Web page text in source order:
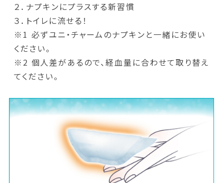
２．ナプキンにプラスする新習慣
３．トイレに流せる！
※1 必ずユニ・チャームのナプキンと一緒にお使い
ください。
※2 個人差があるので、経血量に合わせて取り替え
てください。